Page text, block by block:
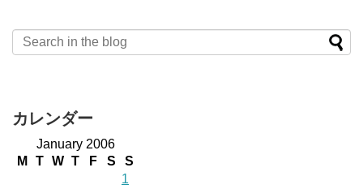
カレンダー
January 2006
M
T W T F S
S
1